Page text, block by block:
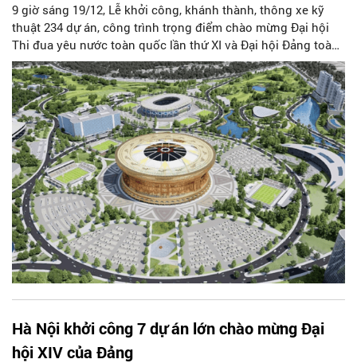
9 giờ sáng 19/12, Lễ khởi công, khánh thành, thông xe kỹ
thuật 234 dự án, công trình trọng điểm chào mừng Đại hội
Thi đua yêu nước toàn quốc lần thứ XI và Đại hội Đảng toàn
quốc lần thứ XIV, sẽ đồng loạt tổ chức tại 34 tỉnh, thành trên
cả nước.
Hà Nội khởi công 7 dự án lớn chào mừng Đại
hội XIV của Đảng